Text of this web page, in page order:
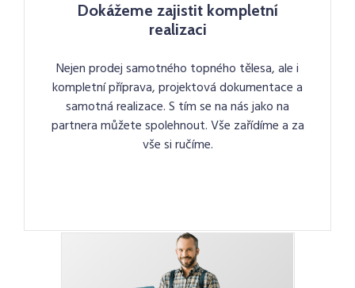
Dokážeme zajistit kompletní
realizaci
Nejen prodej samotného topného tělesa, ale i
kompletní příprava, projektová dokumentace a
samotná realizace. S tím se na nás jako na
partnera můžete spolehnout. Vše zařídíme a za
vše si ručíme.